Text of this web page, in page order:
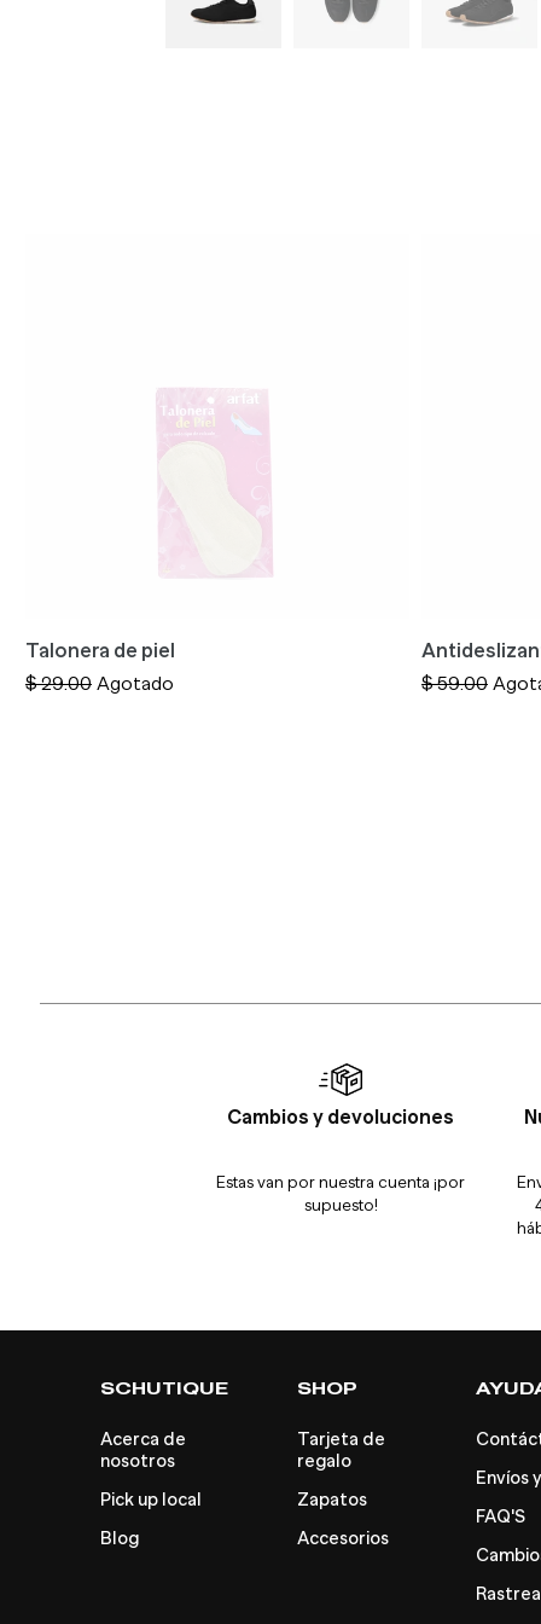
Talonera de piel
Precio
$ 29.00 Agotado
Precio
$ 59.00
Cambios y devoluciones
Estas van por nuestra cuenta ¡por
supuesto!
SCHUTIQUE
Acerca de
nosotros
Pick up local
Blog
SHOP
Tarjeta de
regalo
Zapatos
Accesorios
Envíos
FAQ'S